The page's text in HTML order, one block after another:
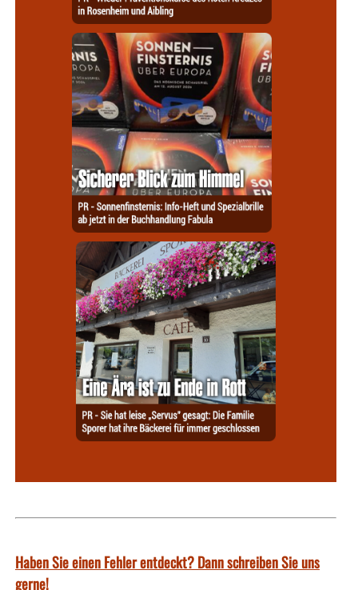
Haben Sie einen Fehler entdeckt? Dann schreiben Sie uns
gerne!